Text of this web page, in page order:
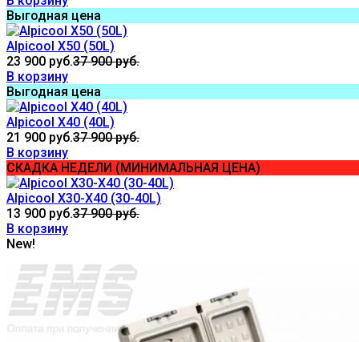
Выгодная цена
Alpicool X50 (50L)
23 900 руб.37 900 руб.
В корзину
Выгодная цена
Alpicool X40 (40L)
21 900 руб.37 900 руб.
В корзину
СКАДКА НЕДЕЛИ (МИНИМАЛЬНАЯ ЦЕНА)
Alpicool X30-X40 (30-40L)
13 900 руб.37 900 руб.
В корзину
New!